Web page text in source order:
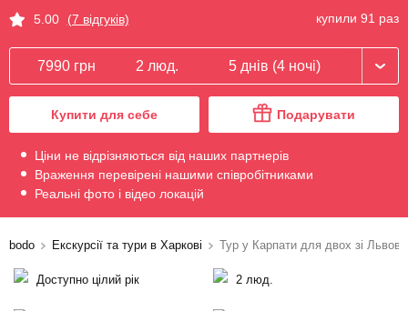
5.00 (7 відгуків) купили 91 раз
7990 грн 2 люд. 5 днів (4 ночі)
Купити для себе Подарувати
Ціни не відрізняються від наших партнерів
Враження перевірені нашими співробітниками
Реальні фото і відео локацій
bodo Екскурсії та тури в Харкові Тур у Карпати для двох зі Львова
Доступно цілий рік 2 люд.